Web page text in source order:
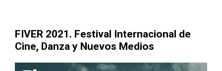
FIVER 2021. Festival Internacional de
Cine, Danza y Nuevos Medios